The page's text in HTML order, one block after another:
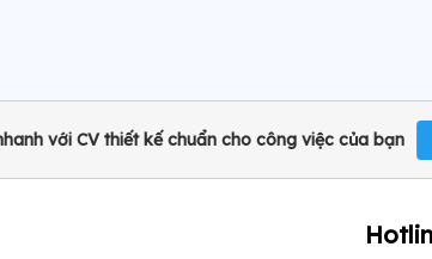
với CV thiết kế chuẩn cho công việc của bạn